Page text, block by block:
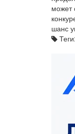
может
шанс
Теги: